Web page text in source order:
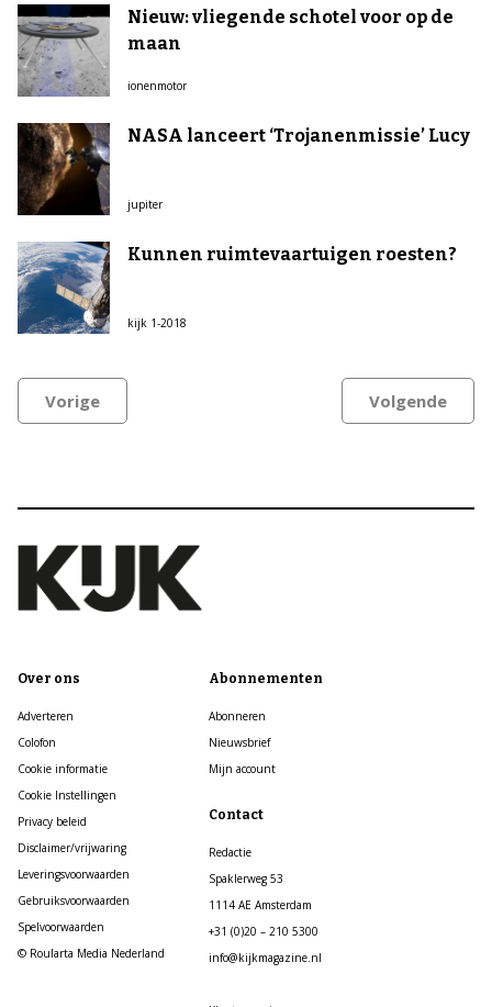
Nieuw: vliegende schotel voor op de
maan
ionenmotor
NASA lanceert ‘Trojanenmissie’ Lucy
jupiter
Kunnen ruimtevaartuigen roesten?
kijk 1-2018
Vorige Volgende
Over ons
Adverteren
Colofon
Cookie informatie
Cookie Instellingen
Privacy beleid
Disclaimer/vrijwaring
Leveringsvoorwaarden
Gebruiksvoorwaarden
Spelvoorwaarden
© Roularta Media Nederland
Abonnementen
Abonneren
Nieuwsbrief
Mijn account
Contact
Redactie
Spaklerweg 53
1114 AE Amsterdam
+31 (0)20 – 210 5300
info@kijkmagazine.nl